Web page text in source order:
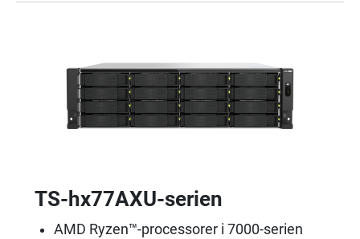
TS-hx77AXU-serien
AMD Ryzen™-processorer i 7000-serien